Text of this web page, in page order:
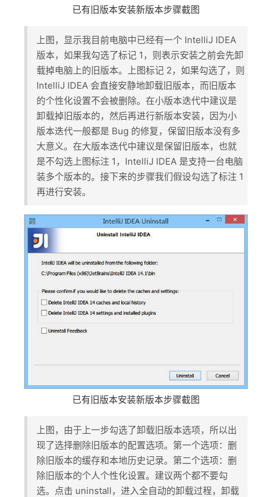
已有旧版本安装新版本步骤截图
上图，显示我目前电脑中已经有一个 IntelliJ IDEA
版本，如果我勾选了标记 1，则表示安装之前会先卸
载掉电脑上的旧版本。上图标记 2，如果勾选了，则
IntelliJ IDEA 会直接安静地卸载旧版本，而旧版本
的个性化设置不会被删除。在小版本迭代中建议是
卸载掉旧版本的，然后再进行新版本安装，因为小
版本迭代一般都是 Bug 的修复，保留旧版本没有多
大意义。在大版本迭代中建议是保留旧版本，也就
是不勾选上图标注 1，IntelliJ IDEA 是支持一台电脑
装多个版本的。接下来的步骤我们假设勾选了标注 1
再进行安装。
已有旧版本安装新版本步骤截图
上图，由于上一步勾选了卸载旧版本选项，所以出
现了选择删除旧版本的配置选项。第一个选项：删
除旧版本的缓存和本地历史记录。第二个选项：删
除旧版本的个人个性化设置。建议两个都不要勾
选。点击 uninstall，进入全自动的卸载过程，卸载